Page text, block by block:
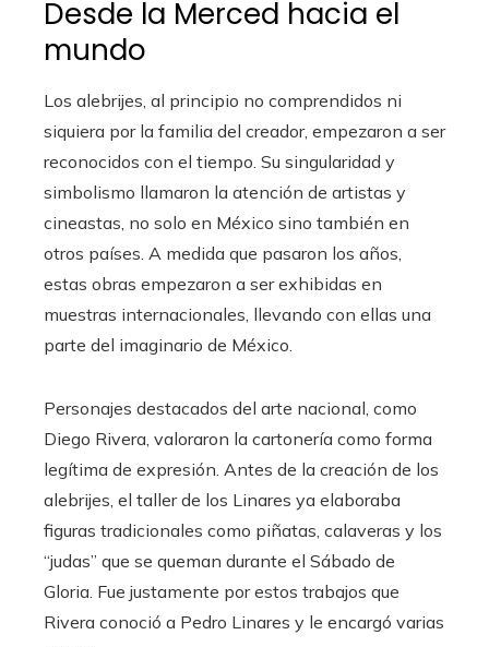
Desde la Merced hacia el
mundo
Los alebrijes, al principio no comprendidos ni
siquiera por la familia del creador, empezaron a ser
reconocidos con el tiempo. Su singularidad y
simbolismo llamaron la atención de artistas y
cineastas, no solo en México sino también en
otros países. A medida que pasaron los años,
estas obras empezaron a ser exhibidas en
muestras internacionales, llevando con ellas una
parte del imaginario de México.
Personajes destacados del arte nacional, como
Diego Rivera, valoraron la cartonería como forma
legítima de expresión. Antes de la creación de los
alebrijes, el taller de los Linares ya elaboraba
figuras tradicionales como piñatas, calaveras y los
“judas” que se queman durante el Sábado de
Gloria. Fue justamente por estos trabajos que
Rivera conoció a Pedro Linares y le encargó varias